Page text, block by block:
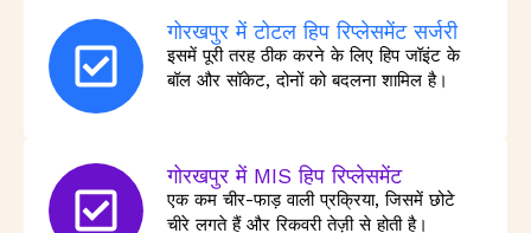
गोरखपुर में टोटल हिप रिप्लेसमेंट सर्जरी
इसमें पूरी तरह ठीक करने के लिए हिप जॉइंट के
बॉल और सॉकेट, दोनों को बदलना शामिल है।
गोरखपुर में MIS हिप रिप्लेसमेंट
एक कम चीर-फाड़ वाली प्रक्रिया, जिसमें छोटे
चीरे लगते हैं और रिकवरी तेज़ी से होती है।